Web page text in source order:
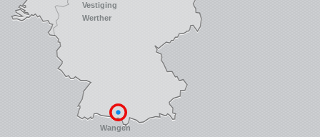
Vestiging
Werther
Wangen